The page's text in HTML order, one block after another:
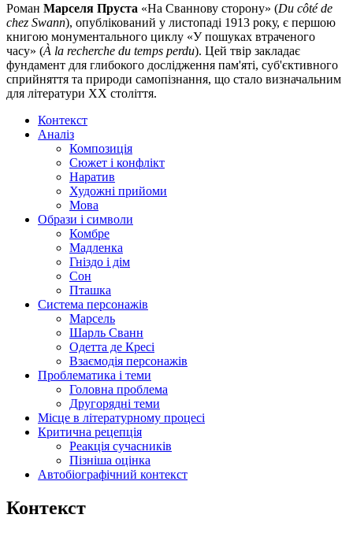
Роман Марселя Пруста «На Сваннову сторону» (Du côté de
chez Swann), опублікований у листопаді 1913 року, є першою
книгою монументального циклу «У пошуках втраченого
часу» (À la recherche du temps perdu). Цей твір закладає
фундамент для глибокого дослідження пам'яті, суб'єктивного
сприйняття та природи самопізнання, що стало визначальним
для літератури XX століття.
Контекст
Аналіз
Композиція
Сюжет і конфлікт
Наратив
Художні прийоми
Мова
Образи і символи
Комбре
Мадленка
Гніздо і дім
Сон
Пташка
Система персонажів
Марсель
Шарль Сванн
Одетта де Кресі
Взаємодія персонажів
Проблематика і теми
Головна проблема
Другорядні теми
Місце в літературному процесі
Критична рецепція
Реакція сучасників
Пізніша оцінка
Автобіографічний контекст
Контекст